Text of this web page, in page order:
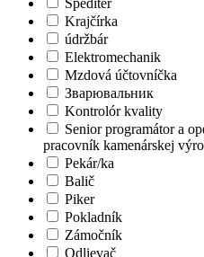
Krajčírka
údržbár
Elektromechanik
Mzdová účtovníčka
Зварювальник
Kontrolór kvality
Senior programátor a
pracovník kamenárskej
Pekár/ka
Balič
Piker
Pokladník
Zámočník
Odlievač